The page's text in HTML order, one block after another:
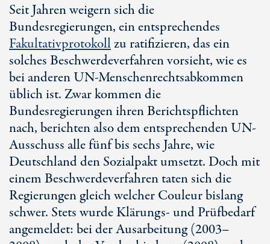
Seit Jahren weigern sich die
Bundesregierungen, ein entsprechendes
Fakultativprotokollzu ratifizieren, das ein
solches Beschwerdeverfahren vorsieht, wie es
bei anderen UN-Menschenrechtsabkommen
üblich ist. Zwar kommen die
Bundesregierungen ihren Berichtspflichten
nach, berichten also dem entsprechenden UN-
Ausschuss alle fünf bis sechs Jahre, wie
Deutschland den Sozialpakt umsetzt. Doch mit
einem Beschwerdeverfahren taten sich die
Regierungen gleich welcher Couleur bislang
schwer. Stets wurde Klärungs- und Prüfbedarf
angemeldet: bei der Ausarbeitung (2003–